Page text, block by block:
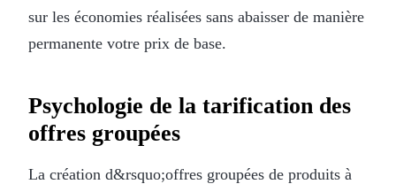
sur les économies réalisées sans abaisser de manière
permanente votre prix de base.
Psychologie de la tarification des
offres groupées
La création d&rsquo;offres groupées de produits à